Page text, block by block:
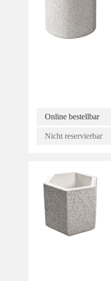
Online bestellbar
Nicht reservierbar